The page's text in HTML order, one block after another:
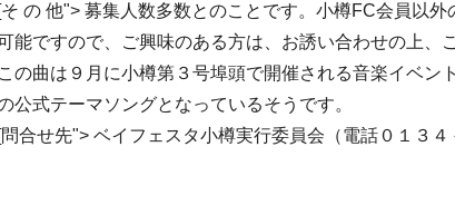
[そ の 他"> 募集人数多数とのことです。小樽FC会員以外
能ですので、ご興味のある方は、お誘い合わせの上、
この曲は９月に小樽第３号埠頭で開催される音楽イベン
公式テーマソングとなっているそうです。
[問合せ先"> ベイフェスタ小樽実行委員会（電話０１３４